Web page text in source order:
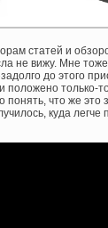
статей и
не вижу. Мне тоже
до этого
положено только-
что же это
куда легче